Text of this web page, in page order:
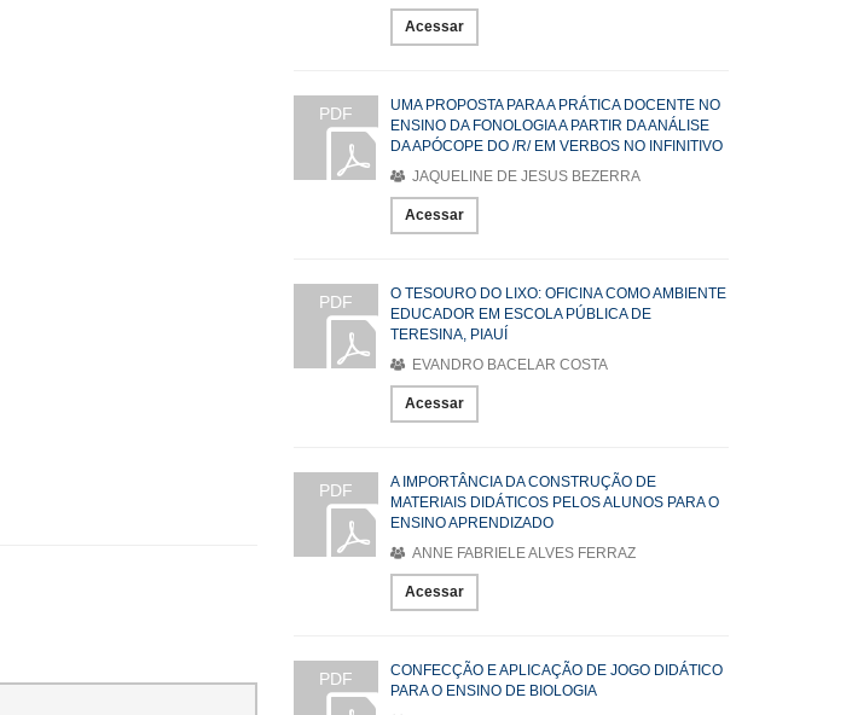
Acessar
PDF
UMA PROPOSTA PARA A PRÁTICA DOCENTE NO
ENSINO DA FONOLOGIA A PARTIR DA ANÁLISE
DA APÓCOPE DO /R/ EM VERBOS NO INFINITIVO
JAQUELINE DE JESUS BEZERRA
Acessar
PDF
O TESOURO DO LIXO: OFICINA COMO AMBIENTE
EDUCADOR EM ESCOLA PÚBLICA DE
TERESINA, PIAUÍ
EVANDRO BACELAR COSTA
Acessar
PDF
A IMPORTÂNCIA DA CONSTRUÇÃO DE
MATERIAIS DIDÁTICOS PELOS ALUNOS PARA O
ENSINO APRENDIZADO
ANNE FABRIELE ALVES FERRAZ
Acessar
PDF
CONFECÇÃO E APLICAÇÃO DE JOGO DIDÁTICO
PARA O ENSINO DE BIOLOGIA